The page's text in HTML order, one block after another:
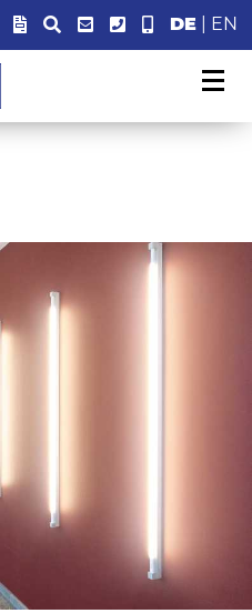
. Zu diesem
dasDesignrecht(früher
und
beraten darüber hinaus
DE| EN